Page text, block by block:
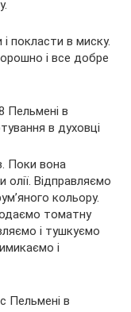
покласти в миску.
і все добре
Поки вона
олії. Відправляємо
кольору.
томатну
і тушкуємо
і